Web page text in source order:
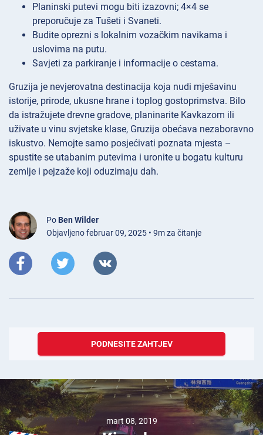
Planinski putevi mogu biti izazovni; 4×4 se
preporučuje za Tušeti i Svaneti.
Budite oprezni s lokalnim vozačkim navikama i
uslovima na putu.
Savjeti za parkiranje i informacije o cestama.
Gruzija je nevjerovatna destinacija koja nudi mješavinu
istorije, prirode, ukusne hrane i toplog gostoprimstva. Bilo
da istražujete drevne gradove, planinarite Kavkazom ili
uživate u vinu svjetske klase, Gruzija obećava nezaboravno
iskustvo. Nemojte samo posjećivati poznata mjesta –
spustite se utabanim putevima i uronite u bogatu kulturu
zemlje i pejzaže koji oduzimaju dah.
Po Ben Wilder
Objavljeno februar 09, 2025 • 9m za čitanje
PODNESITE ZAHTJEV
maj 21, 2023
Možete li obnoviti
svoju vozačku